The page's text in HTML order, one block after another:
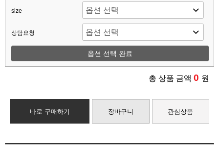
size
상담요청
옵션 선택 완료
총 상품 금액 0 원
바로 구매하기 장바구니 관심상품